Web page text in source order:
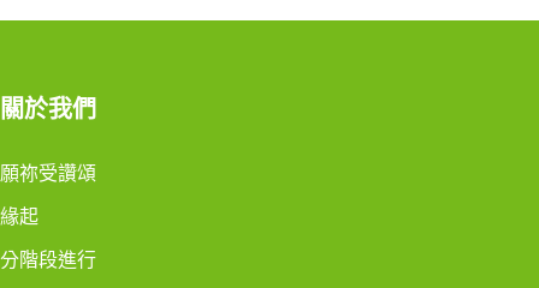
關於我們
願祢受讚頌
緣起
分階段進行